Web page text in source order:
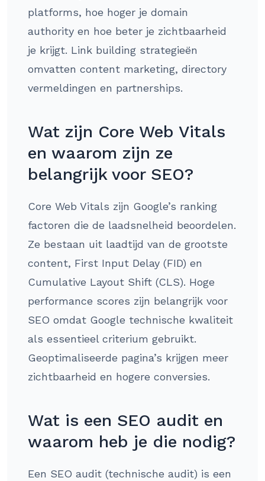
platforms, hoe hoger je domain
authority en hoe beter je zichtbaarheid
je krijgt. Link building strategieën
omvatten content marketing, directory
vermeldingen en partnerships.
Wat zijn Core Web Vitals
en waarom zijn ze
belangrijk voor SEO?
Core Web Vitals zijn Google’s ranking
factoren die de laadsnelheid beoordelen.
Ze bestaan uit laadtijd van de grootste
content, First Input Delay (FID) en
Cumulative Layout Shift (CLS). Hoge
performance scores zijn belangrijk voor
SEO omdat Google technische kwaliteit
als essentieel criterium gebruikt.
Geoptimaliseerde pagina’s krijgen meer
zichtbaarheid en hogere conversies.
Wat is een SEO audit en
waarom heb je die nodig?
Een SEO audit (technische audit) is een